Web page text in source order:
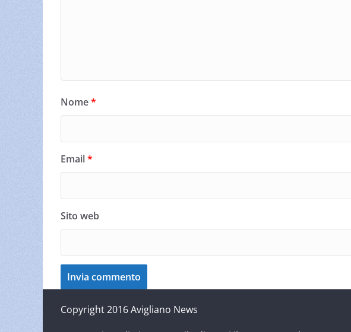
Nome*
Email*
Sito web
Copyright 2016 Avigliano News